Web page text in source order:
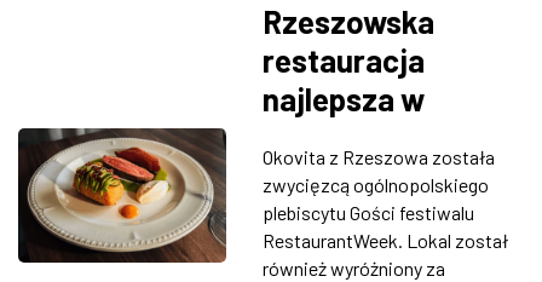
GASTRONOMIA
ZDJĘCIA
W RZESZOWIE
Rzeszowska
restauracja
najlepsza w
wyniki plebiscytu
Restaurant Week
Okovita z Rzeszowa została
zwycięzcą ogólnopolskiego
plebiscytu Gości festiwalu
RestaurantWeek. Lokal został
również wyróżniony za